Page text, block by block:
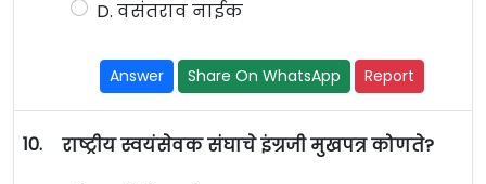
D. वसंतराव नाईक
Answer Share On WhatsApp Report
10. राष्ट्रीय स्वयंसेवक संघाचे इंग्रजी मुखपत्र कोणते?